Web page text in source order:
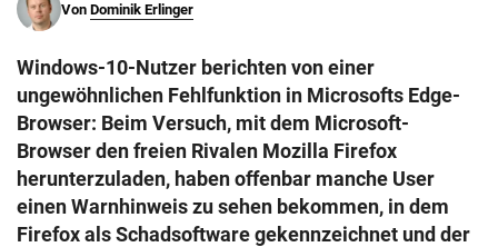
search
eingeben
© Krone Multimedia GmbH & Co KG 2026
Muthgasse 2, 1190 Wien
Von Dominik Erlinger
Windows-10-Nutzer berichten von einer
ungewöhnlichen Fehlfunktion in Microsofts Edge-
Browser: Beim Versuch, mit dem Microsoft-
Browser den freien Rivalen Mozilla Firefox
herunterzuladen, haben offenbar manche User
einen Warnhinweis zu sehen bekommen, in dem
Firefox als Schadsoftware gekennzeichnet und der